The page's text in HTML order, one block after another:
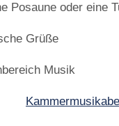
Posaune oder eine
Grüße
Musik